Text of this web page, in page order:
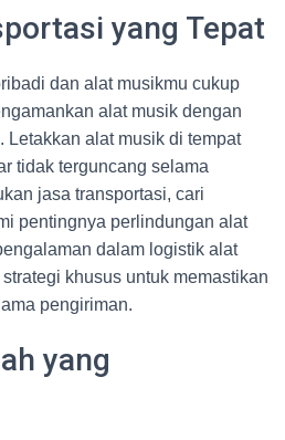
yang Tepat
dan alat musikmu cukup
alat musik dengan
Letakkan alat musik di tempat
tidak terguncang selama
jasa transportasi, cari
pentingnya perlindungan alat
dalam logistik alat
khusus untuk memastikan
pengiriman.
yang